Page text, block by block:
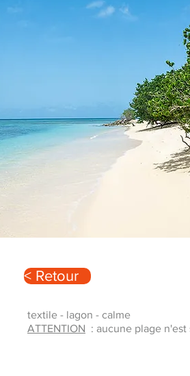
< Retour
textile - lagon - calme
ATTENTION : aucune plage